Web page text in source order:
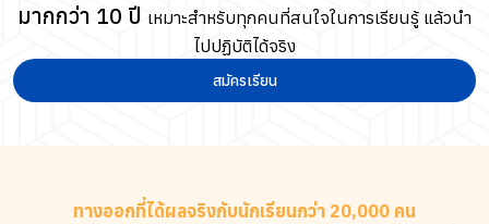
มากกว่า 10 ปี เหมาะสำหรับทุกคนที่สนใจในการเรียนรู้ แล้วนำ
ไปปฏิบัติได้จริง
สมัครเรียน
ทางออกที่ได้ผลจริงกับนักเรียนกว่า 20,000 คน